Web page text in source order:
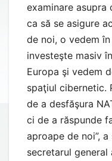
examinare asupra
ca să se asigure
de noi, o vedem
investeşte masiv
Europa şi vedem
spaţiul cibernetic.
de a desfăşura
ci de a răspunde
aproape de noi”,
secretarul general